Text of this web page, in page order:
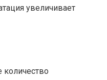
увеличивает